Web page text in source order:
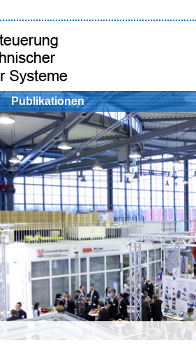
Publikationen